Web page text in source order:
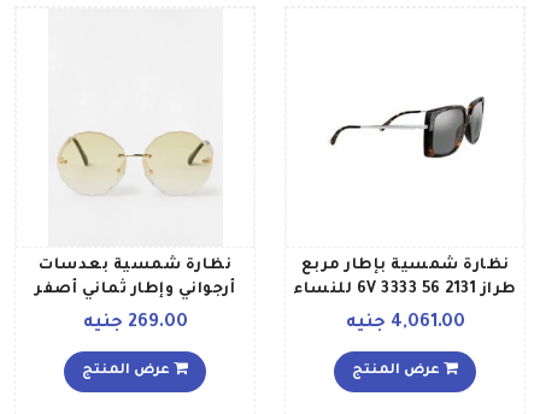
نظارة شمسية بإطار مربع
طراز 2131 56 3333 6V للنساء
4,061.00 جنيه
عرض المنتج
نظارة شمسية بعدسات
أرجواني وإطار ثماني أصفر
للنساء
269.00 جنيه
عرض المنتج